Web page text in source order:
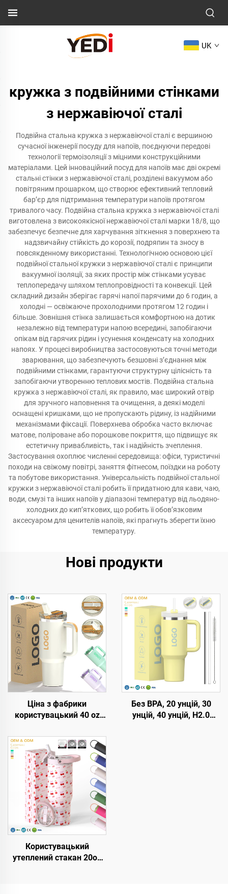
UK
кружка з подвійними стінками
з нержавіючої сталі
Подвійна стальна кружка з нержавіючої сталі є вершиною
сучасної інженерії посуду для напоїв, поєднуючи передові
технології термоізоляції з міцними конструкційними
матеріалами. Цей інноваційний посуд для напоїв має дві окремі
стальні стінки з нержавіючої сталі, розділені вакуумом або
повітряним прошарком, що створює ефективний тепловий
бар’єр для підтримання температури напоїв протягом
тривалого часу. Подвійна стальна кружка з нержавіючої сталі
виготовлена з високоякісної нержавіючої сталі марки 18/8, що
забезпечує безпечне для харчування зіткнення з поверхнею та
надзвичайну стійкість до корозії, подряпин та зносу в
повсякденному використанні. Технологічною основою цієї
подвійної стальної кружки з нержавіючої сталі є принципи
вакуумної ізоляції, за яких простір між стінками усуває
теплопередачу шляхом теплопровідності та конвекції. Цей
складний дизайн зберігає гарячі напої парячими до 6 годин, а
холодні — освіжаюче прохолодними протягом 12 годин і
більше. Зовнішня стінка залишається комфортною на дотик
незалежно від температури напою всередині, запобігаючи
опікам від гарячих рідин і усунення конденсату на холодних
напоях. У процесі виробництва застосовуються точні методи
зварювання, що забезпечують безшовні з’єднання між
подвійними стінками, гарантуючи структурну цілісність та
запобігаючи утворенню теплових мостів. Подвійна стальна
кружка з нержавіючої сталі, як правило, має широкий отвір
для зручного наповнення та очищення, а деякі моделі
оснащені кришками, що не пропускають рідину, із надійними
механізмами фіксації. Поверхнева обробка часто включає
матове, поліроване або порошкове покриття, що підвищує як
естетичну привабливість, так і надійність зчеплення.
Застосування охоплює численні середовища: офіси, туристичні
походи на свіжому повітрі, заняття фітнесом, поїздки на роботу
та побутове використання. Універсальність подвійної стальної
кружки з нержавіючої сталі робить її придатною для кави, чаю,
води, смузі та інших напоїв у діапазоні температур від льодяно-
холодних до кип’яткових, що робить її обов’язковим
аксесуаром для ценителів напоїв, які прагнуть зберегти їхню
температуру.
Нові продукти
Ціна з фабрики
користувацький 40 oz
багаторазовий
нержавіюча сталь
подвійні стіни
Подорожній тумблер
пляшка з ручкою
кришкою з соломінкою
Без BPA, 20 унцій, 30
унцій, 40 унцій, H2.0
Користувацький
утеплений стакан 20oz